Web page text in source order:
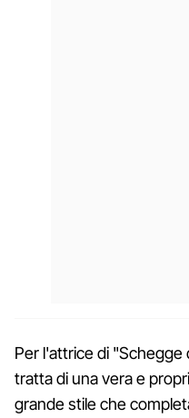
Per l'attrice di "Schegge
tratta di una vera e
grande stile che